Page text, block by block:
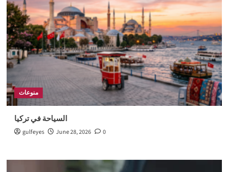
منوعات
السياحة في تركيا
gulfeyes June 28, 2026 0